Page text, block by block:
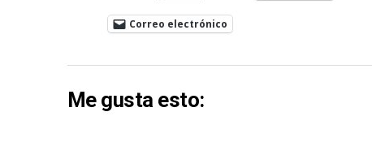
Correo electrónico
Me gusta esto: